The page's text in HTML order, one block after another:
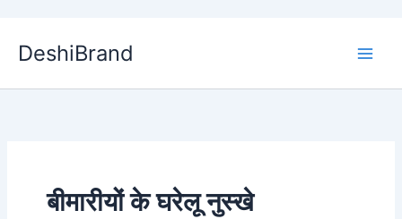
DeshiBrand
बीमारीयों के घरेलू नुस्खे